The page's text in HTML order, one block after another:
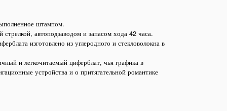
штампом.
автоподзаводом и запасом хода 42 часа.
изготовлено из углеродного и стекловолокна в
и легкочитаемый циферблат, чья графика в
устройства и о притягательной романтике